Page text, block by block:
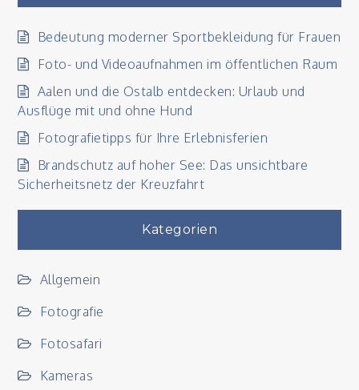
Bedeutung moderner Sportbekleidung für Frauen
Foto- und Videoaufnahmen im öffentlichen Raum
Aalen und die Ostalb entdecken: Urlaub und
Ausflüge mit und ohne Hund
Fotografietipps für Ihre Erlebnisferien
Brandschutz auf hoher See: Das unsichtbare
Sicherheitsnetz der Kreuzfahrt
Kategorien
Allgemein
Fotografie
Fotosafari
Kameras